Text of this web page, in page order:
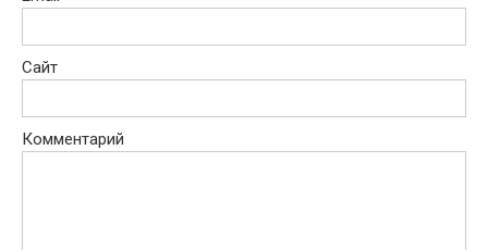
Сайт
Комментарий